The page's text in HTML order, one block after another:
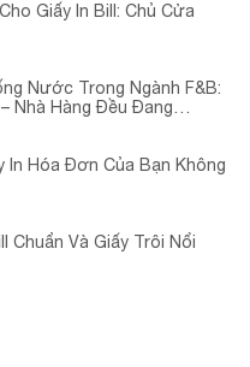
Giấy In Bill: Chủ Cửa
Nước Trong Ngành F&B:
Nhà Hàng Đều Đang
In Hóa Đơn Của Bạn Không
Chuẩn Và Giấy Trôi Nổi